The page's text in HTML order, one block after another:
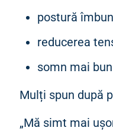
postură
reducerea
somn mai
Mulți spun după
„Mă simt mai